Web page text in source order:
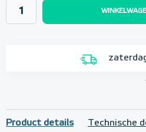
Product details Technische